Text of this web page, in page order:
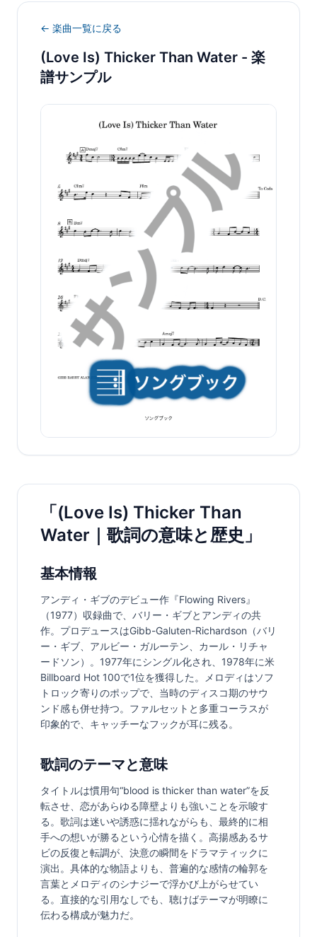
← 楽曲一覧に戻る
(Love Is) Thicker Than Water - 楽
譜サンプル
「(Love Is) Thicker Than
Water｜歌詞の意味と歴史」
基本情報
アンディ・ギブのデビュー作『Flowing Rivers』
（1977）収録曲で、バリー・ギブとアンディの共
作。プロデュースはGibb-Galuten-Richardson（バリ
ー・ギブ、アルビー・ガルーテン、カール・リチャ
ードソン）。1977年にシングル化され、1978年に米
Billboard Hot 100で1位を獲得した。メロディはソフ
トロック寄りのポップで、当時のディスコ期のサウ
ンド感も併せ持つ。ファルセットと多重コーラスが
印象的で、キャッチーなフックが耳に残る。
歌詞のテーマと意味
タイトルは慣用句“blood is thicker than water”を反
転させ、恋があらゆる障壁よりも強いことを示唆す
る。歌詞は迷いや誘惑に揺れながらも、最終的に相
手への想いが勝るという心情を描く。高揚感あるサ
ビの反復と転調が、決意の瞬間をドラマティックに
演出。具体的な物語よりも、普遍的な感情の輪郭を
言葉とメロディのシナジーで浮かび上がらせてい
る。直接的な引用なしでも、聴けばテーマが明瞭に
伝わる構成が魅力だ。